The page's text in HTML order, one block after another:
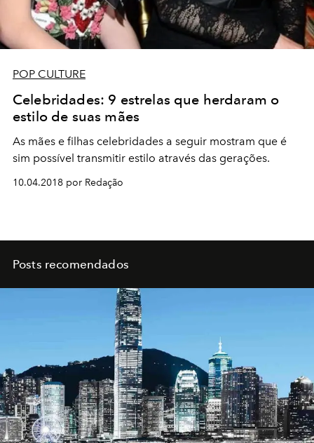
POP CULTURE
Celebridades: 9 estrelas que herdaram o
estilo de suas mães
As mães e filhas celebridades a seguir mostram que é
sim possível transmitir estilo através das gerações.
10.04.2018 por Redação
Posts recomendados